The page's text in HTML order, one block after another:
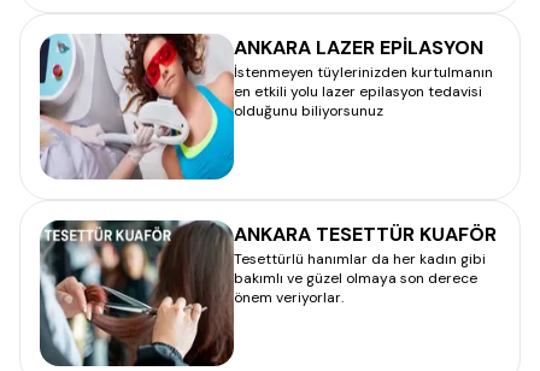
ANKARA LAZER EPİLASYON
İstenmeyen tüylerinizden kurtulmanın
en etkili yolu lazer epilasyon tedavisi
olduğunu biliyorsunuz
ANKARA TESETTÜR KUAFÖR
Tesettürlü hanımlar da her kadın gibi
bakımlı ve güzel olmaya son derece
önem veriyorlar.